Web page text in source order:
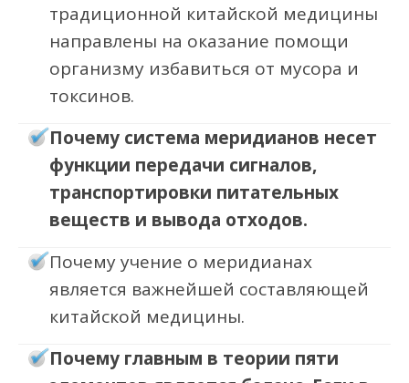
традиционной китайской медицины
направлены на оказание помощи
организму избавиться от мусора и
токсинов.
Почему система меридианов несет
функции передачи сигналов,
транспортировки питательных
веществ и вывода отходов.
Почему учение о меридианах
является важнейшей составляющей
китайской медицины.
Почему главным в теории пяти